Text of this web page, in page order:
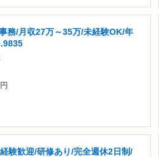
務/月収27万～35万/未経験OK/年
験歓迎/研修あり/完全週休2日制/